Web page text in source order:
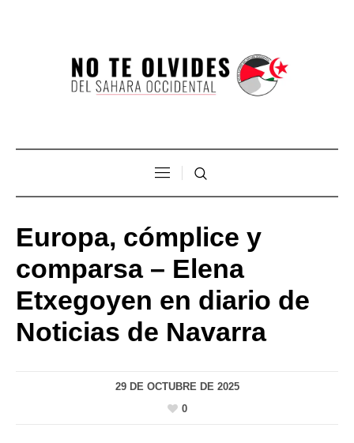
Europa, cómplice y
comparsa – Elena
Etxegoyen en diario de
Noticias de Navarra
29 DE OCTUBRE DE 2025
0